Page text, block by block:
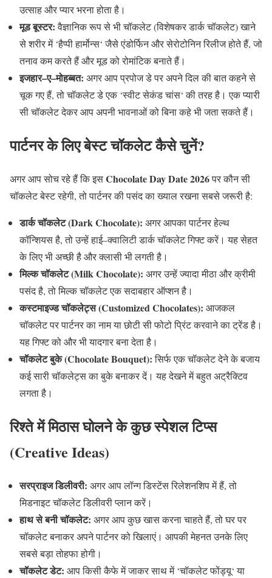
उत्साह और प्यार भरना होता है।
मूडबूस्टर: वैज्ञानिक रूप से भी चॉकलेट(विशेषकर डार्क चॉकलेट)खाने
से शरीर में‘हैप्पी हार्मोन्स‘जैसे एंडोर्फिन और सेरोटोनिन रिलीज होते हैं,जो
तनाव कम करते हैं और मूड को रोमांटिक बनाते हैं।
इजहार–ए–मोहब्बत: अगर आप प्रपोज डे पर अपने दिल की बात कहने से
चूक गए हैं,तो चॉकलेट डे एक ‘स्वीट सेकंड चांस‘की तरह है। एक प्यारी
सी चॉकलेट देकर आप अपनी भावनाओं को बिना कहे भी जता सकते हैं।
पार्टनरकेलिएबेस्टचॉकलेटकैसेचुनें?
अगर आप सोच रहे हैं कि इसChocolate Day Date 2026पर कौन सी
चॉकलेट बेस्ट रहेगी,तो पार्टनर की पसंद का ख्याल रखना सबसे जरूरी है:
डार्कचॉकलेट(Dark Chocolate): अगर आपका पार्टनर हेल्थ
कॉन्शियस है,तो उन्हें हाई–क्वालिटी डार्क चॉकलेट गिफ्ट करें। यह सेहत
के लिए भी अच्छी है और क्लासी भी लगती है।
मिल्कचॉकलेट(Milk Chocolate): अगर उन्हें ज्यादा मीठा और क्रीमी
पसंद है,तो मिल्क चॉकलेट एक सदाबहार ऑप्शन है।
कस्टमाइज्डचॉकलेट्स(Customized Chocolates): आजकल
चॉकलेट पर पार्टनर का नाम या छोटी सी फोटो प्रिंट करवाने का ट्रेंड है।
यह गिफ्ट को और भी यादगार बना देता है।
चॉकलेटबुके(Chocolate Bouquet): सिर्फ एक चॉकलेट देने के बजाय
कई सारी चॉकलेट्स का बुके बनाकर दें। यह देखने में बहुत अट्रैक्टिव
लगता है।
रिश्तेमेंमिठासघोलनेकेकुछस्पेशलटिप्स
(Creative Ideas)
सरप्राइजडिलीवरी: अगर आप लॉन्ग डिस्टेंस रिलेशनशिप में हैं,तो
मिडनाइट चॉकलेट डिलीवरी प्लान करें।
हाथसेबनीचॉकलेट: अगर आप कुछ खास करना चाहते हैं,तो घर पर
चॉकलेट बनाकर अपने पार्टनर को खिलाएं। आपकी मेहनत उनके लिए
सबसे बड़ा तोहफा होगी।
चॉकलेटडेट: आप किसी कैफे में जाकर साथ में‘चॉकलेट फोंड्यू‘या